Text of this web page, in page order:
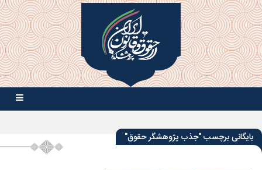
بایگانی برچسب "جذب پژوهشگر حقوق"